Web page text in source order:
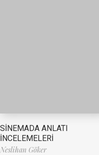
SİNEMADA ANLATI
İNCELEMELERİ
Neslihan Göker